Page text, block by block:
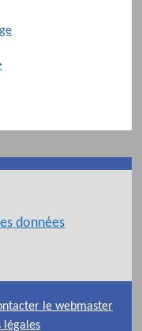
données
le webmaster
légales